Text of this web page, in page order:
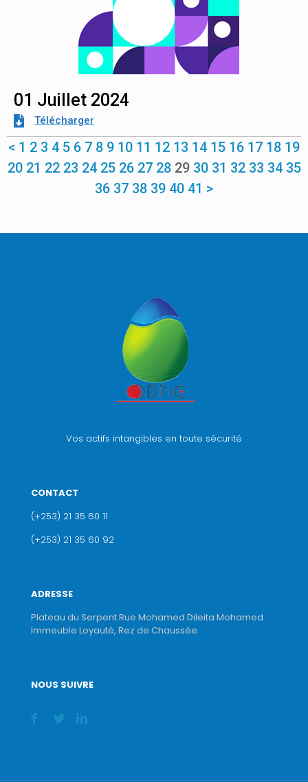
01 Juillet 2024
Télécharger
< 1 2 3 4 5 6 7 8 9 10 11 12 13 14 15 16 17 18 19
20 21 22 23 24 25 26 27 28 29 30 31 32 33 34 35
36 37 38 39 40 41 >
Vos actifs intangibles en toute sécurité
CONTACT
(+253) 21 35 60 11
(+253) 21 35 60 92
ADRESSE
Plateau du Serpent Rue Mohamed Dileita Mohamed
Immeuble Loyauté, Rez de Chaussée.
NOUS SUIVRE